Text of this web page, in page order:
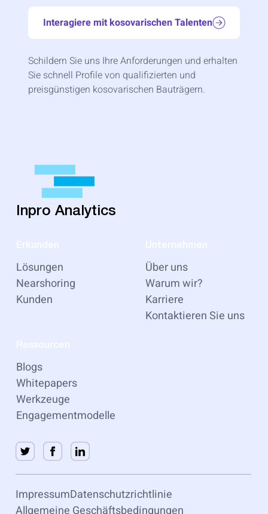
Interagiere mit kosovarischen Talenten
Schildern Sie uns Ihre Anforderungen und erhalten
Sie schnell Profile von qualifizierten und
preisgünstigen kosovarischen Bauträgern.
Lösungen
Nearshoring
Kunden
Über uns
Warum wir?
Karriere
Kontaktieren Sie uns
Blogs
Whitepapers
Werkzeuge
Engagementmodelle
Inpro Analytics
ImpressumDatenschutzrichtlinie